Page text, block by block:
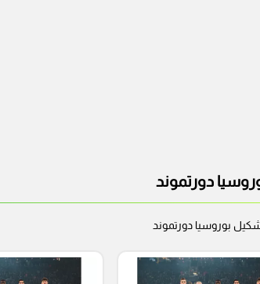
دورتموند
بوروسيا دورتموند